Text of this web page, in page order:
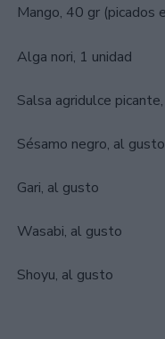
Mango, 40 gr (picados
Alga nori, 1 unidad
Salsa agridulce
Sésamo negro, al gusto
Gari, al gusto
Wasabi, al gusto
Shoyu, al gusto